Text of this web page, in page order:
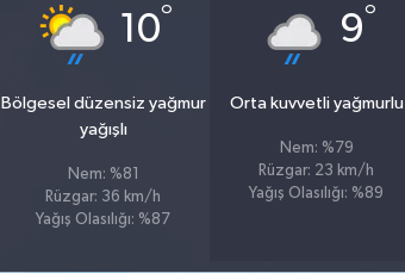
10°
Bölgesel düzensiz yağmur
yağışlı
Nem: %81
Rüzgar: 36 km/h
Yağış Olasılığı: %87
9°
Orta kuvvetli yağmurlu
Nem: %79
Rüzgar: 23 km/h
Yağış Olasılığı: %89